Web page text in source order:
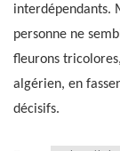
interdépendants.
personne ne
fleurons
algérien, en
décisifs.